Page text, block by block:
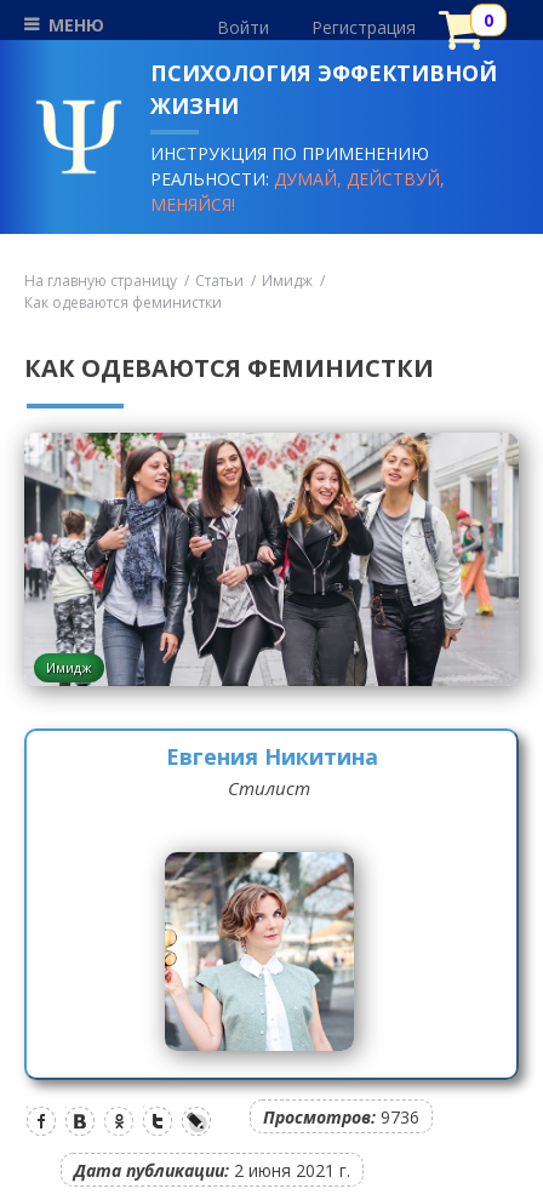
МЕНЮ Войти Регистрация
ПСИХОЛОГИЯ ЭФФЕКТИВНОЙ
ЖИЗНИ
ИНСТРУКЦИЯ ПО ПРИМЕНЕНИЮ
РЕАЛЬНОСТИ:ДУМАЙ, ДЕЙСТВУЙ,
МЕНЯЙСЯ!
На главную страницу Статьи
Имидж
Как одеваются феминистки
КАК ОДЕВАЮТСЯ ФЕМИНИСТКИ
Имидж
Евгения Никитина
Стилист
Просмотров: 9736
Дата публикации: 2 июня 2021 г.